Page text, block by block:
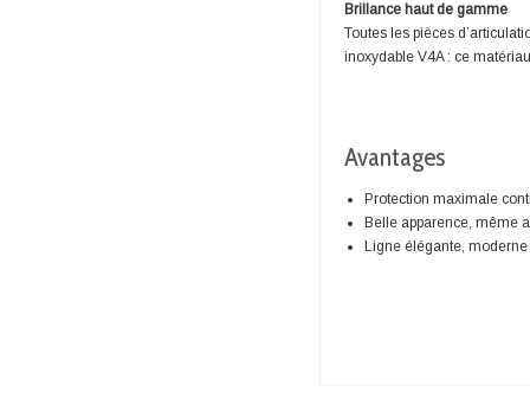
Brillance haut de gamme
Toutes les pièces
inoxydable V4A : ce
Avantages
Protection maximale
Belle apparence, même
Ligne élégante, moderne